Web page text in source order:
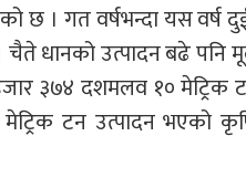
छ । गत वर्षभन्दा यस वर्ष
चैते धानको उत्पादन बढे
३७४ दशमलव १० मेट्रिक
टन उत्पादन भएको